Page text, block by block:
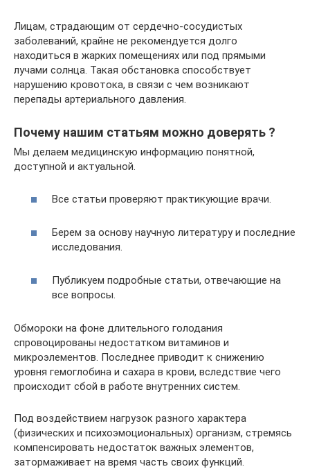
Лицам, страдающим от сердечно-сосудистых
заболеваний, крайне не рекомендуется долго
находиться в жарких помещениях или под прямыми
лучами солнца. Такая обстановка способствует
нарушению кровотока, в связи с чем возникают
перепады артериального давления.
Почему нашим статьям можно доверять ?
Мы делаем медицинскую информацию понятной,
доступной и актуальной.
Все статьи проверяют практикующие врачи.
Берем за основу научную литературу и последние
исследования.
Публикуем подробные статьи, отвечающие на
все вопросы.
Обмороки на фоне длительного голодания
спровоцированы недостатком витаминов и
микроэлементов. Последнее приводит к снижению
уровня гемоглобина и сахара в крови, вследствие чего
происходит сбой в работе внутренних систем.
Под воздействием нагрузок разного характера
(физических и психоэмоциональных) организм, стремясь
компенсировать недостаток важных элементов,
затормаживает на время часть своих функций.